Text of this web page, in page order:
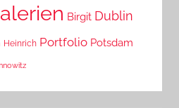
Birgit Dublin
Heinrich Portfolio Potsdam